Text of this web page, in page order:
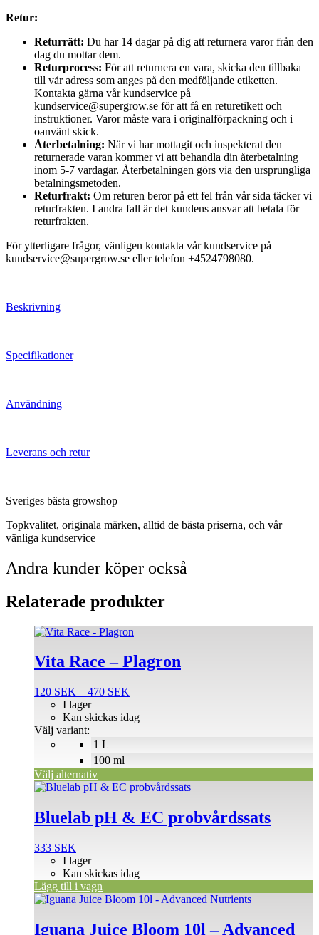
Retur:
Returrätt: Du har 14 dagar på dig att returnera varor från den
dag du mottar dem.
Returprocess: För att returnera en vara, skicka den tillbaka
till vår adress som anges på den medföljande etiketten.
Kontakta gärna vår kundservice på
kundservice@supergrow.se för att få en returetikett och
instruktioner. Varor måste vara i originalförpackning och i
oanvänt skick.
Återbetalning: När vi har mottagit och inspekterat den
returnerade varan kommer vi att behandla din återbetalning
inom 5-7 vardagar. Återbetalningen görs via den ursprungliga
betalningsmetoden.
Returfrakt: Om returen beror på ett fel från vår sida täcker vi
returfrakten. I andra fall är det kundens ansvar att betala för
returfrakten.
För ytterligare frågor, vänligen kontakta vår kundservice på
kundservice@supergrow.se eller telefon +4524798080.
Beskrivning
Specifikationer
Användning
Leverans och retur
Sveriges bästa growshop
Topkvalitet, originala märken, alltid de bästa priserna, och vår
vänliga kundservice
Andra kunder köper också
Relaterade produkter
Vita Race – Plagron
120 SEK – 470 SEK
till
1 L
100 ml
I lager
Kan skickas idag
Välj variant:
Välj alternativ
Den
produkten
har
varianter.
olika
alternativen
på
produktsidan
Bluelab pH & EC probvårdssats
333 SEK
I lager
Kan skickas idag
Lägg till i vagn
Iguana Juice Bloom 10l – Advanced